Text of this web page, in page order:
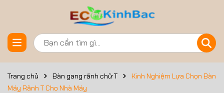
Trang chủ Bàn gang rãnh chữ T
Kinh Nghiệm Lựa Chọn Bàn
Máy Rãnh T Cho Nhà Máy
Đặt trước sản phẩm